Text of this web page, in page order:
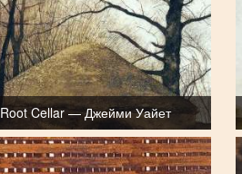
Root Cellar — Джейми Уайет